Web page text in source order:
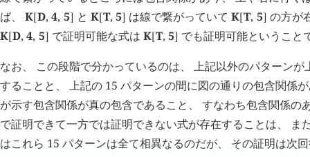
ば、 K D, 4, 5 と K[ T, 5 は線で繋がっていてK [T, 5 の方が
K D, 4, 5 で証明可能な式は K[ T, 5 でも証明可能ということ
なお、 この段階で分かっているのは、 上記以外のパターン
することと、 上記の 15 パターンの間に図の通りの包含関係
が示す包含関係が真の包含であること、 すなわち包含関係の
で証明できて一方では証明できない式が存在することは、 ま
はこれら 15 パターンは全て相異なるのだが、 その証明は次